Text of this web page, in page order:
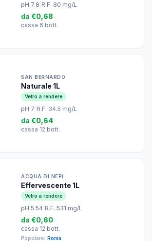
pH 7.8 R.F. 80 mg/L
da €0,68
cassa 6 bott.
SAN BERNARDO
Naturale 1L
Vetro a rendere
pH 7 R.F. 34.5 mg/L
da €0,64
cassa 12 bott.
ACQUA DI NEPI
Effervescente 1L
Vetro a rendere
pH 5.54 R.F. 531 mg/L
da €0,60
cassa 12 bott.
Popolare: Roma